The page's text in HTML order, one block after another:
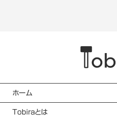
ホーム
Tobiraとは